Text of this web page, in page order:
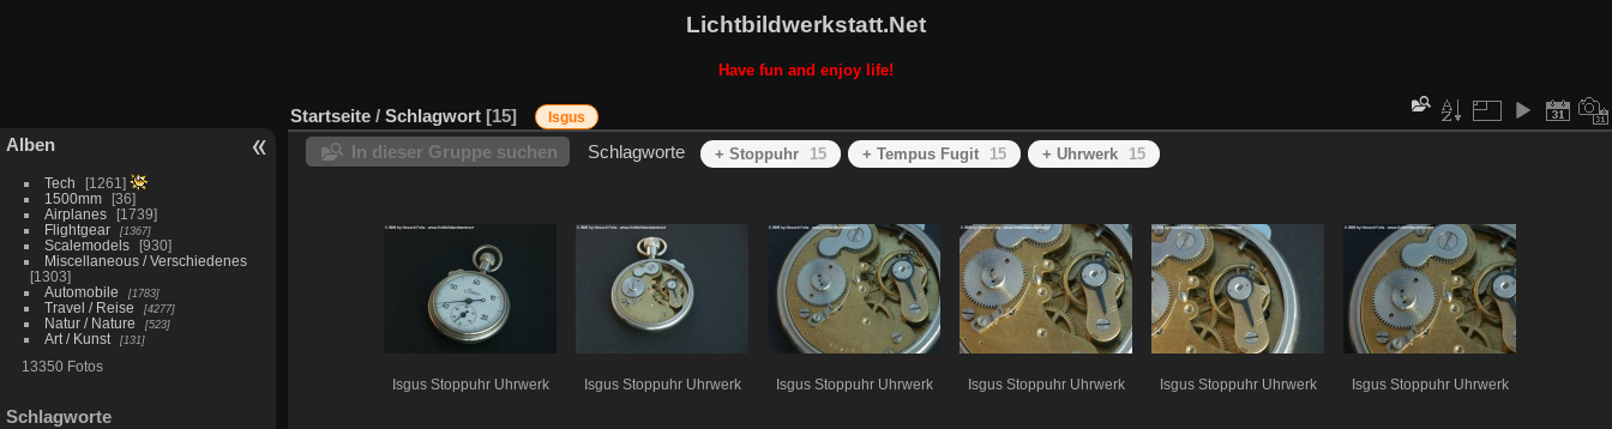
Lichtbildwerkstatt.Net
Have fun and enjoy life!
Alben
Tech
1261
1500mm
36
Airplanes
1739
Flightgear
1367
Scalemodels
930
Miscellaneous / Verschiedenes
1303
Automobile
1783
Travel / Reise 4277
Natur / Nature 523
Art / Kunst 131
13350 Fotos
Schlagworte
Startseite / Schlagwort 15 Isgus
In dieser Gruppe suchen Schlagworte + Stoppuhr 15 + Tempus Fugit 15 + Uhrwerk 15
Isgus Stoppuhr Uhrwerk Isgus Stoppuhr Uhrwerk Isgus Stoppuhr Uhrwerk Isgus Stoppuhr Uhrwerk Isgus Stoppuhr Uhrwerk Isgus Stoppuhr Uhrwerk